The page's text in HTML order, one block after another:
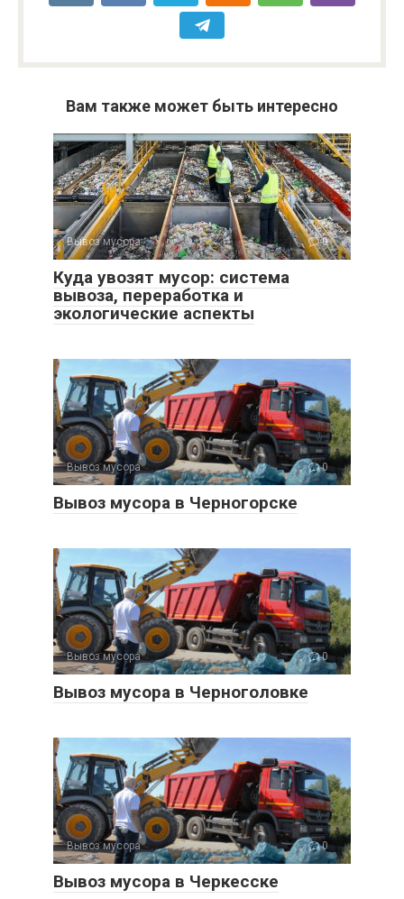
Вам также может быть интересно
Вывоз мусора 0
Куда увозят мусор: система
вывоза, переработка и
экологические аспекты
Вывоз мусора 0
Вывоз мусора в Черногорске
Вывоз мусора 0
Вывоз мусора в Черноголовке
Вывоз мусора 0
Вывоз мусора в Черкесске